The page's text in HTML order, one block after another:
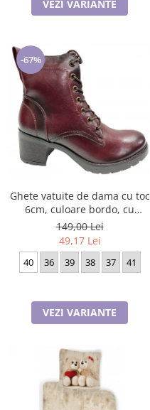
VEZI VARIANTE
-67%
Ghete vatuite de dama cu toc
6cm, culoare bordo, cu
fermoar si snur
149,00 Lei
49,17 Lei
40 36 39 38 37 41
VEZI VARIANTE